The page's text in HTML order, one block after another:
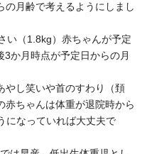
の月齢で考えるようにしまし
い（1.8kg）赤ちゃんが予定
か月時点が予定日からの月
やし笑いや首のすわり（頚
赤ちゃんは体重が退院時から
になっていれば大丈夫で